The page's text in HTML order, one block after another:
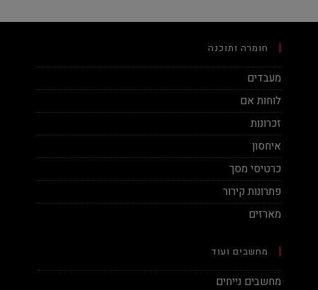
חומרה ותוכנה
מעבדים
לוחות אם
זכרונות
איחסון
כרטיסי מסך
פתרונות קירור
מארזים
מחשבים ועוד
מחשבים נייחים